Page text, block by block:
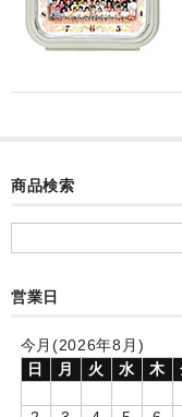
メロディ時計(集合)
お絵かきギャラリー
メロディ時計(個別)
お絵かきギャラリー
自作オリジナル時計
商品検索
営業日
今月(2026年8月)
日
月 火 水 木